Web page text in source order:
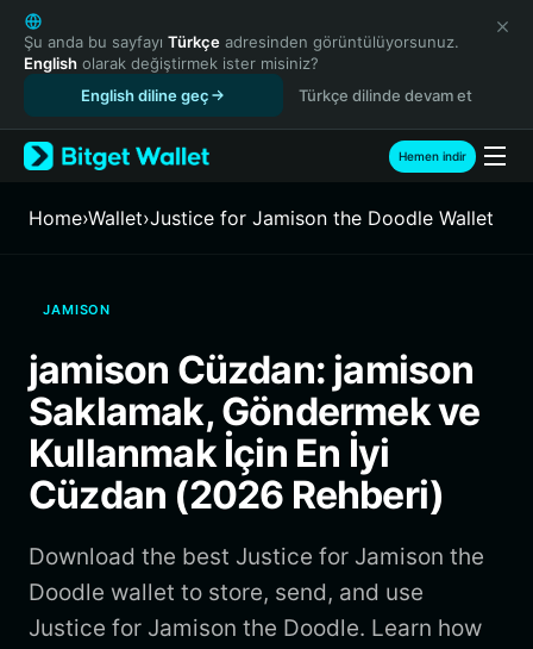
English
日本語
Tiếng Việt
Español (Latinoamérica)
Türkçe
Français
繁體中文
Bahasa Indonesia
ภาษาไทย
हिन्दी
Español
Português (Brasil)
Şu anda bu sayfayı Türkçe adresinden görüntülüyorsunuz.
English olarak değiştirmek ister misiniz?
English diline geç
Türkçe dilinde devam et
Hemen indir
Home›Wallet›Justice for Jamison the Doodle Wallet
JAMISON
jamison Cüzdan: jamison
Saklamak, Göndermek ve
Kullanmak İçin En İyi
Cüzdan (2026 Rehberi)
Download the best Justice for Jamison the
Doodle wallet to store, send, and use
Justice for Jamison the Doodle. Learn how